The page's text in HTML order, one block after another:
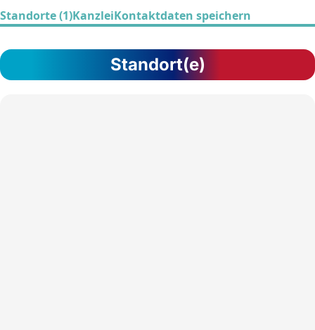
Standorte (1)KanzleiKontaktdaten speichern
Standort(e)